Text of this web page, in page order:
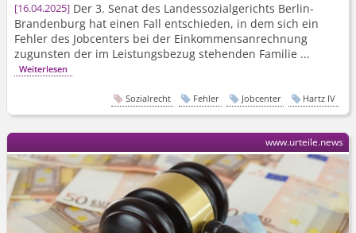
16.04.2025 Der 3. Senat des Landessozi­algerichts Berlin-
Brandenburg hat einen Fall entschieden, in dem sich ein
Fehler des Jobcenters bei der Einkommens­anrechnung
zugunsten der im Leistungsbezug stehenden Familie ...
Weiterlesen
Sozialrecht Fehler Jobcenter Hartz IV
www.urteile.news